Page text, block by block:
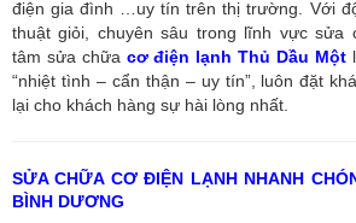
điện gia đình …uy tín trên thị trường. Với
thuật giỏi, chuyên sâu trong lĩnh vực sửa
tâm sửa chữa cơ điện lạnh Thủ Dầu Một
“nhiệt tình – cẩn thận – uy tín”, luôn đặt
lại cho khách hàng sự hài lòng nhất.
SỬA CHỮA CƠ ĐIỆN LẠNH NHANH
BÌNH DƯƠNG